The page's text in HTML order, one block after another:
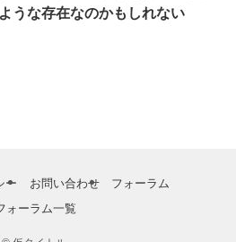
ような存在なのかもしれない
ー お問い合わせ
フォーラム
ォーラム一覧